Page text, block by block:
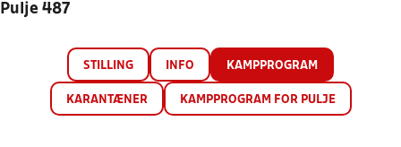
Pulje 487
STILLING INFO KAMPPROGRAM
KARANTÆNER KAMPPROGRAM FOR PULJE